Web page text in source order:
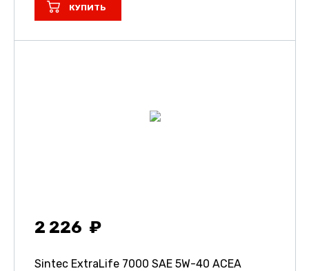
КУПИТЬ
2 226
Sintec ExtraLife 7000 SAE 5W-40 ACEA